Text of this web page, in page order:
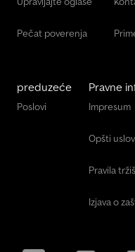
Pečat poverenja
preduzeće
Poslovi
Pravne
Impresum
Opšti
Pravila
Izjava o